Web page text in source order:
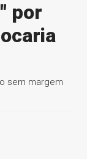
por
sem margem